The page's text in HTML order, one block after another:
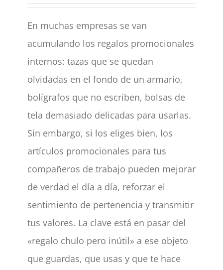
En muchas empresas se van
acumulando los regalos promocionales
internos: tazas que se quedan
olvidadas en el fondo de un armario,
bolígrafos que no escriben, bolsas de
tela demasiado delicadas para usarlas.
Sin embargo, si los eliges bien, los
artículos promocionales para tus
compañeros de trabajo pueden mejorar
de verdad el día a día, reforzar el
sentimiento de pertenencia y transmitir
tus valores. La clave está en pasar del
«regalo chulo pero inútil» a ese objeto
que guardas, que usas y que te hace